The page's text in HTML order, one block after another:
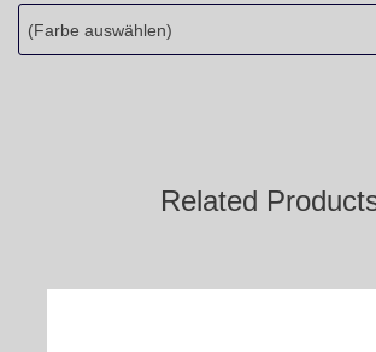
(Farbe auswählen)
Related